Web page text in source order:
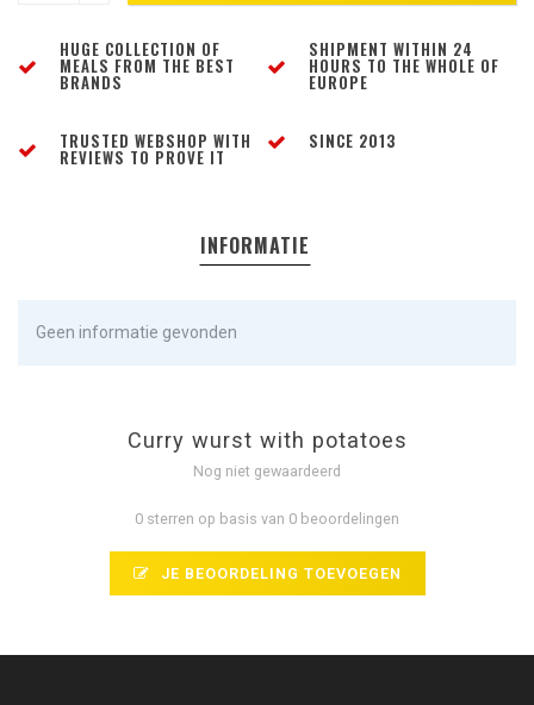
HUGE COLLECTION OF
MEALS FROM THE BEST
BRANDS
SHIPMENT WITHIN 24
HOURS TO THE WHOLE OF
EUROPE
TRUSTED WEBSHOP WITH
REVIEWS TO PROVE IT
SINCE 2013
INFORMATIE
Geen informatie gevonden
Curry wurst with potatoes
Nog niet gewaardeerd
0 sterren op basis van 0 beoordelingen
JE BEOORDELING TOEVOEGEN